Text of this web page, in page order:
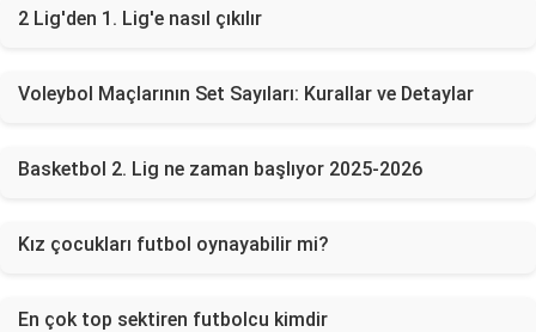
2 Lig'den 1. Lig'e nasıl çıkılır
Voleybol Maçlarının Set Sayıları: Kurallar ve Detaylar
Basketbol 2. Lig ne zaman başlıyor 2025-2026
Kız çocukları futbol oynayabilir mi?
En çok top sektiren futbolcu kimdir